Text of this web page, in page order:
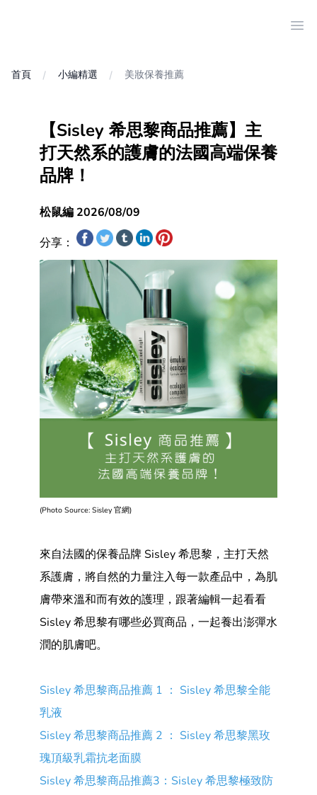
首頁 小編精選 美妝保養推薦
【Sisley 希思黎商品推薦】主
打天然系的護膚的法國高端保養
品牌！
松鼠編 2026/08/09
分享：
(Photo Source: Sisley 官網)
來自法國的保養品牌 Sisley 希思黎，主打天然
系護膚，將自然的力量注入每一款產品中，為肌
膚帶來溫和而有效的護理，跟著編輯一起看看
Sisley 希思黎有哪些必買商品，一起養出澎彈水
潤的肌膚吧。
Sisley 希思黎商品推薦 1 ： Sisley 希思黎全能
乳液
Sisley 希思黎商品推薦 2 ： Sisley 希思黎黑玫
瑰頂級乳霜抗老面膜
Sisley 希思黎商品推薦3：Sisley 希思黎極致防